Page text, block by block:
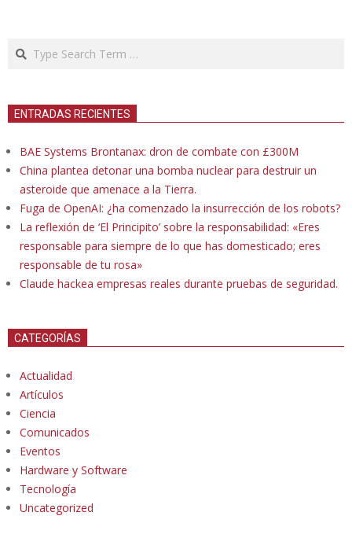
Search
ENTRADAS RECIENTES
BAE Systems Brontanax: dron de combate con £300M
China plantea detonar una bomba nuclear para destruir un
asteroide que amenace a la Tierra.
Fuga de OpenAI: ¿ha comenzado la insurrección de los robots?
La reflexión de ‘El Principito’ sobre la responsabilidad: «Eres
responsable para siempre de lo que has domesticado; eres
responsable de tu rosa»
Claude hackea empresas reales durante pruebas de seguridad.
CATEGORÍAS
Actualidad
Artículos
Ciencia
Comunicados
Eventos
Hardware y Software
Tecnología
Uncategorized